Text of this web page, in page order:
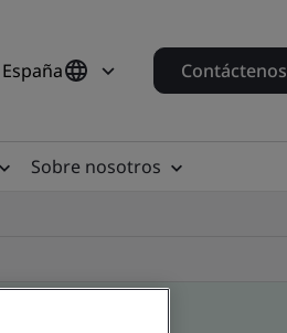
Contáctenos
Sobre nosotros